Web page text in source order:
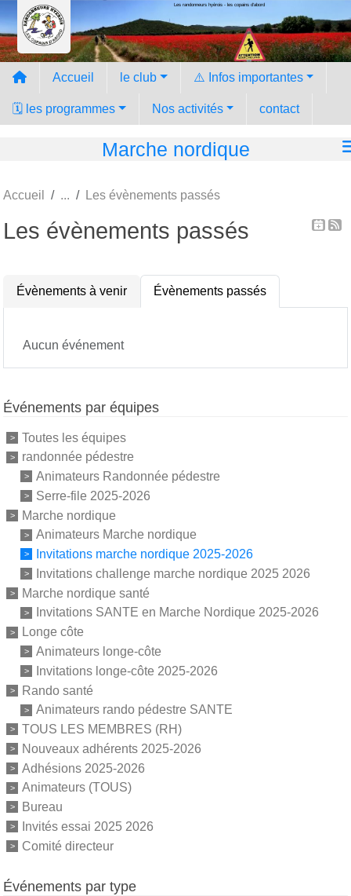
Les randonneurs hyèrois - les copains d'abord
Accueil le club ⚠️ Infos importantes
🗓️ les programmes Nos activités contact
Marche nordique
Accueil Les évènements passés
Les évènements passés
Évènements à venir Évènements passés
Aucun événement
Événements par équipes
Toutes les équipes
randonnée pédestre
Animateurs Randonnée pédestre
Serre-file 2025-2026
Marche nordique
Animateurs Marche nordique
Invitations marche nordique 2025-2026
Invitations challenge marche nordique 2025 2026
Marche nordique santé
Invitations SANTE en Marche Nordique 2025-2026
Longe côte
Animateurs longe-côte
Invitations longe-côte 2025-2026
Rando santé
Animateurs rando pédestre SANTE
TOUS LES MEMBRES (RH)
Nouveaux adhérents 2025-2026
Adhésions 2025-2026
Animateurs (TOUS)
Bureau
Invités essai 2025 2026
Comité directeur
Événements par type
Panneau de gestion des cookies